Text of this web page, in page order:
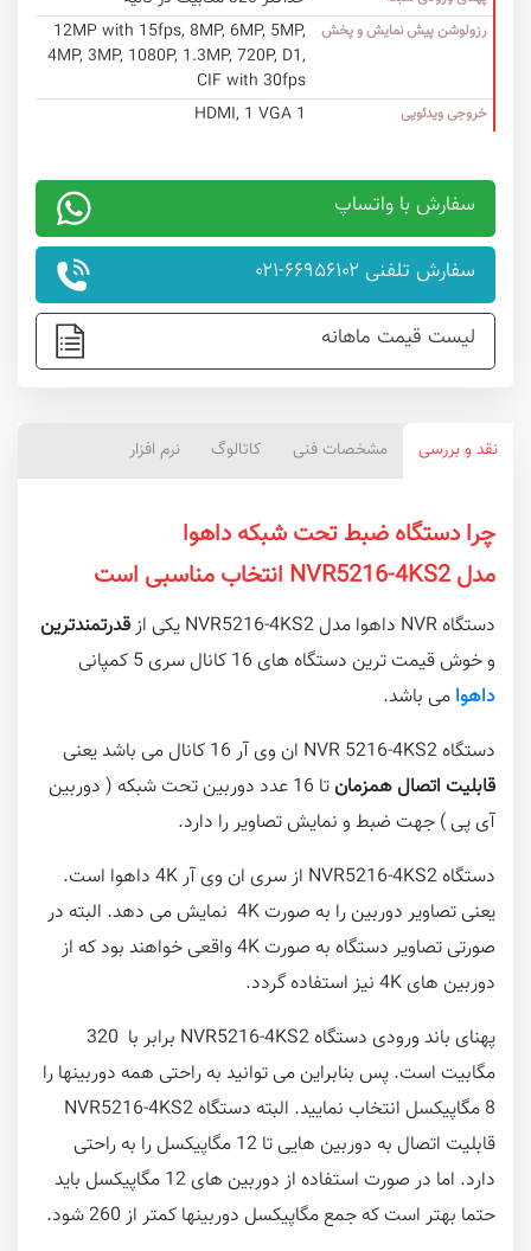
رزولوشن پیش نمایش و پخش
12MP with 15fps, 8MP, 6MP, 5MP,
4MP, 3MP, 1080P, 1.3MP, 720P, D1,
CIF with 30fps
خروجی ویدئویی 1 HDMI, 1 VGA
سفارش با واتساپ
سفارش تلفنی ۶۶۹۵۶۱۰۲-۰۲۱
لیست قیمت ماهانه
نقد و بررسی مشخصات فنی کاتالوگ نرم افزار
چرا دستگاه ضبط تحت شبکه داهوا
مدل NVR5216-4KS2 انتخاب مناسبی است
دستگاه NVR داهوا مدل NVR5216-4KS2 یکی از
قدرتمندترین
و خوش قیمت ترین دستگاه های 16 کانال سری 5 کمپانی
داهوا می باشد.
دستگاه NVR 5216-4KS2 ان وی آر 16 کانال می باشد یعنی
قابلیت اتصال همزمان
تا 16 عدد دوربین تحت شبکه ( دوربین
آی پی ) جهت ضبط و نمایش تصاویر را دارد.
دستگاه NVR5216-4KS2 از سری ان وی آر 4K داهوا است.
یعنی تصاویر دوربین را به صورت 4K نمایش می دهد. البته در
صورتی تصاویر دستگاه به صورت 4K واقعی خواهند بود که از
دوربین های 4K نیز استفاده گردد.
پهنای باند ورودی دستگاه NVR5216-4KS2 برابر با 320
مگابیت است. پس بنابراین می توانید به راحتی همه دوربینها را
8 مگاپیکسل انتخاب نمایید. البته دستگاه NVR5216-4KS2
قابلیت اتصال به دوربین هایی تا 12 مگاپیکسل را به راحتی
دارد. اما در صورت استفاده از دوربین های 12 مگاپیکسل باید
حتما بهتر است که جمع مگاپیکسل دوربینها کمتر از 260 شود.